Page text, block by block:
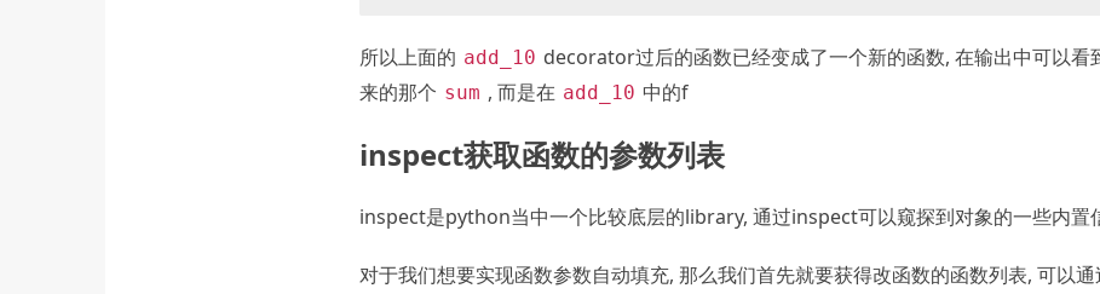
所以上面的 add_10 decorator过后的函数已经变成了一个新的函数, 在输出中可以看
来的那个 sum , 而是在 add_10 中的f
inspect获取函数的参数列表
inspect是python当中一个比较底层的library, 通过inspect可以窥探到对象的一些内置
对于我们想要实现函数参数自动填充, 那么我们首先就要获得改函数的函数列表, 可以通